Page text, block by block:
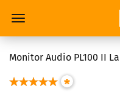
Monitor Audio PL100 II
*